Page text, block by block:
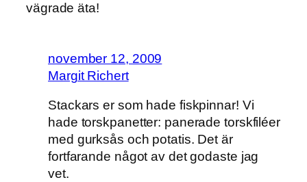
vägrade äta!
november 12, 2009
Margit Richert
Stackars er som hade fiskpinnar! Vi
hade torskpanetter: panerade torskfiléer
med gurksås och potatis. Det är
fortfarande något av det godaste jag
vet.